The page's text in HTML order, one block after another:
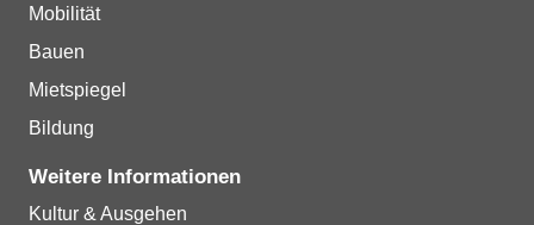
Mobilität
Bauen
Mietspiegel
Bildung
Weitere Informationen
Kultur & Ausgehen